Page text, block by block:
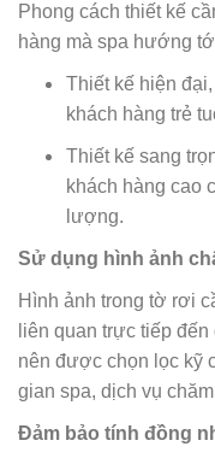
Phong cách thiết kế
hàng mà spa hướng
Thiết kế hiện
khách hàng trẻ
Thiết kế sang
khách hàng cao
lượng.
Sử dụng hình ảnh
Hình ảnh trong tờ rơi
liên quan trực tiếp
nên được chọn lọc kỹ
gian spa, dịch vụ
Đảm bảo tính đồng